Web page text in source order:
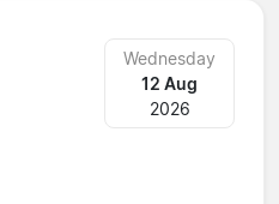
Wednesday
12 Aug
2026